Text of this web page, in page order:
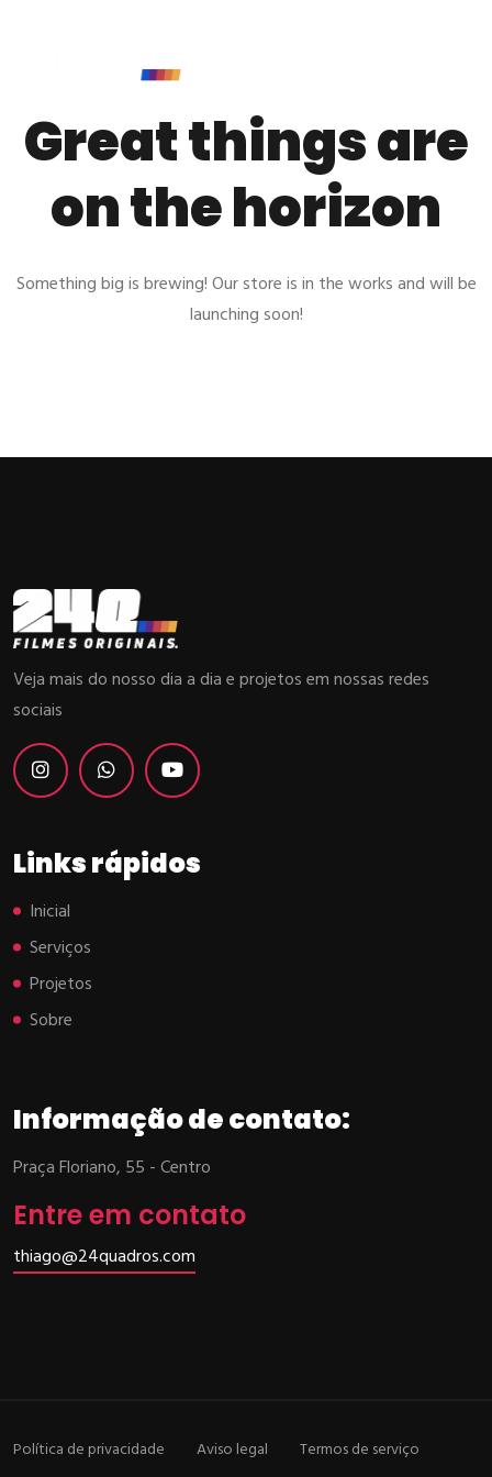
Great things are
on the horizon
Something big is brewing! Our store is in the works and will be
launching soon!
Veja mais do nosso dia a dia e projetos em nossas redes
sociais
Links rápidos
Inicial
Serviços
Projetos
Sobre
Informação de contato:
Praça Floriano, 55 - Centro
Entre em contato
thiago@24quadros.com
Política de privacidade Aviso legal Termos de serviço